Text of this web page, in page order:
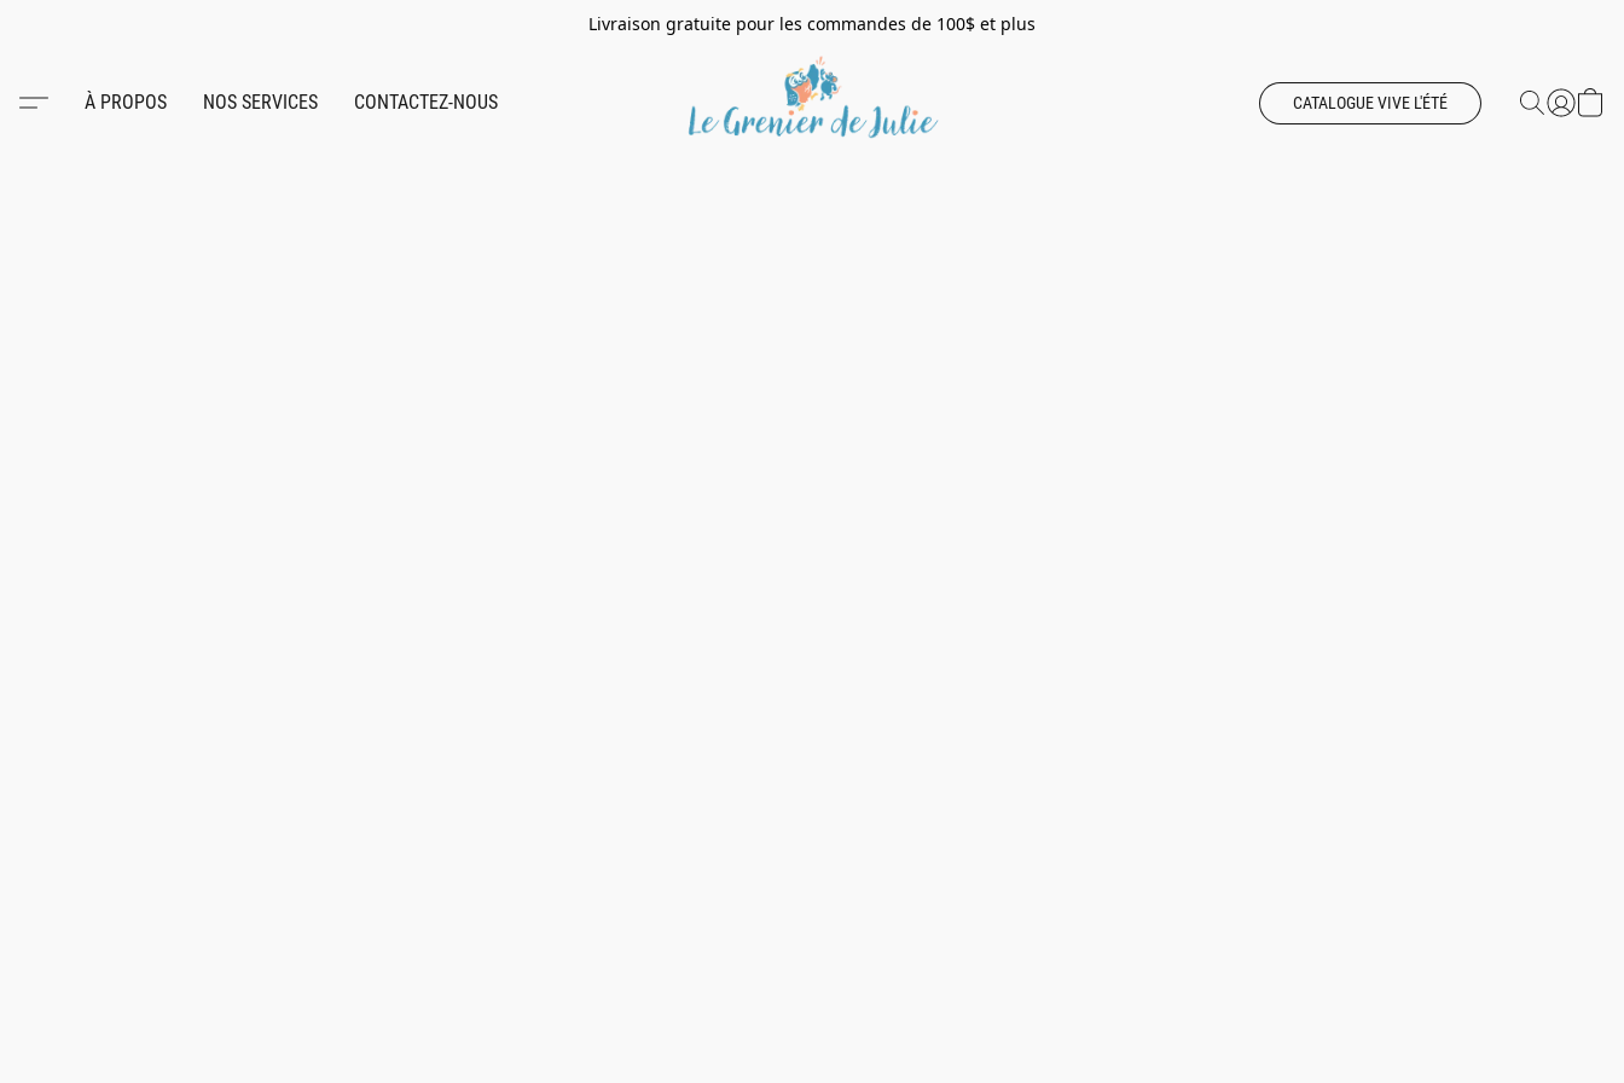
Livraison gratuite pour les commandes de 100$ et plus
À PROPOS NOS SERVICES CONTACTEZ-NOUS CATALOGUE VIVE L'ÉTÉ